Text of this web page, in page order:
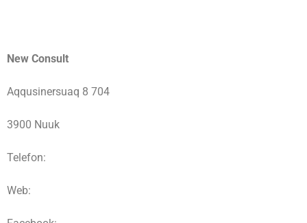
New Consult
Aqqusinersuaq 8 704
3900 Nuuk
Telefon:
Web: